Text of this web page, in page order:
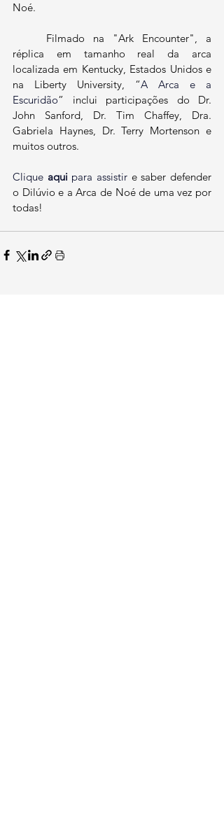
Noé.
réplica em tamanho real da arca
localizada em Kentucky, Estados Unidos e
na Liberty University, “A Arca e a
Escuridão” inclui participações do Dr.
John Sanford, Dr. Tim Chaffey, Dra.
Gabriela Haynes, Dr. Terry Mortenson e
muitos outros.
Clique aqui para assistir e saber defender
o Dilúvio e a Arca de Noé de uma vez por
todas!